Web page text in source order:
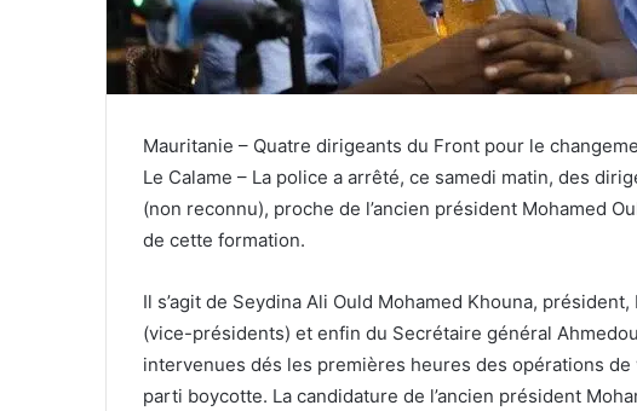
Mauritanie – Quatre dirigeants du Front pour le
Le Calame – La police a arrêté, ce samedi matin, des
(non reconnu), proche de l’ancien président Mohamed
de cette formation.
Il s’agit de Seydina Ali Ould Mohamed Khouna,
(vice-présidents) et enfin du Secrétaire général
intervenues dés les premières heures des opérations
parti boycotte. La candidature de l’ancien président